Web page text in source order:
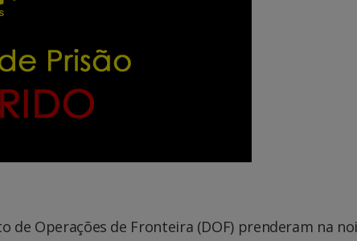
de Operações de Fronteira (DOF) prenderam na